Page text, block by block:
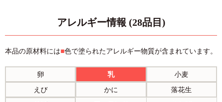
アレルギー情報 (28品目)
本品の原材料には■色で塗られたアレルギー物質が含まれています。
卵 乳
小麦
えび
かに
落花生